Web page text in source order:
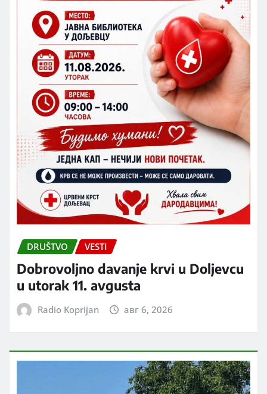
DRUŠTVO VESTI
Dobrovoljno davanje krvi u Doljevcu
u utorak 11. avgusta
Radio Koprijan авг 6, 2026